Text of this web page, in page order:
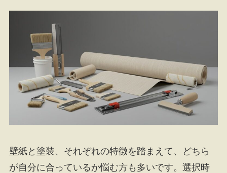
壁紙と塗装、それぞれの特徴を踏まえて、どちら
が自分に合っているか悩む方も多いです。選択時